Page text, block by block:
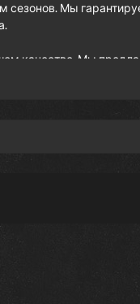
Мы
качестве. Мы
обновляем нашу